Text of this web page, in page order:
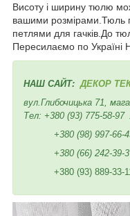
Висоту і ширину тюлю
вашими розмірами.Тюль
петлями для гачків.До
Пересилаємо по
НАШ САЙТ: ДЕКОР
вул.Глибочицька 71,
Тел: +380 (93) 775-58-97
+380 (98) 997-66-
+380 (66) 242-39-
+380 (93) 889-33-